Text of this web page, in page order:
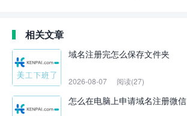
相关文章
域名注册完怎么保存文件夹
2026-08-07 阅读(27)
怎么在电脑上申请域名注册微信